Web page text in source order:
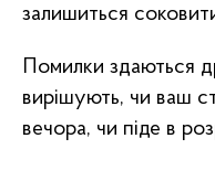
залишиться
Помилки здаються
вирішують, чи ваш
вечора, чи піде в